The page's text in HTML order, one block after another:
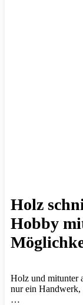
Holz
Hobby
Holz und mitunter
nur ein Handwerk,
…